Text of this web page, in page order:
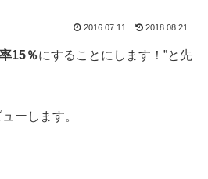
2016.07.11 2018.08.21
15％にすることにします！”と先
ーします。